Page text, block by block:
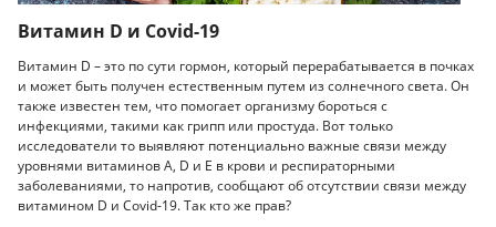
Витамин D и Covid-19
Витамин D – это по сути гормон, который перерабатывается в почках
и может быть получен естественным путем из солнечного света. Он
также известен тем, что помогает организму бороться с
инфекциями, такими как грипп или простуда. Вот только
исследователи то выявляют потенциально важные связи между
уровнями витаминов A, D и E в крови и респираторными
заболеваниями, то напротив, сообщают об отсутствии связи между
витамином D и Covid-19. Так кто же прав?